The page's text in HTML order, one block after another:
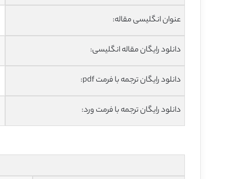
عنوان انگلیسی مقاله:
دانلود رایگان مقاله انگلیسی:
دانلود رایگان ترجمه با فرمت pdf:
دانلود رایگان ترجمه با فرمت ورد: